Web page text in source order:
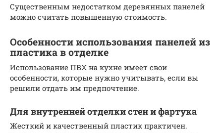
Существенным недостатком деревянных панелей
можно считать повышенную стоимость.
Особенности использования панелей из
пластика в отделке
Использование ПВХ на кухне имеет свои
особенности, которые нужно учитывать, если вы
решили отдать им предпочтение.
Для внутренней отделки стен и фартука
Жесткий и качественный пластик практичен.